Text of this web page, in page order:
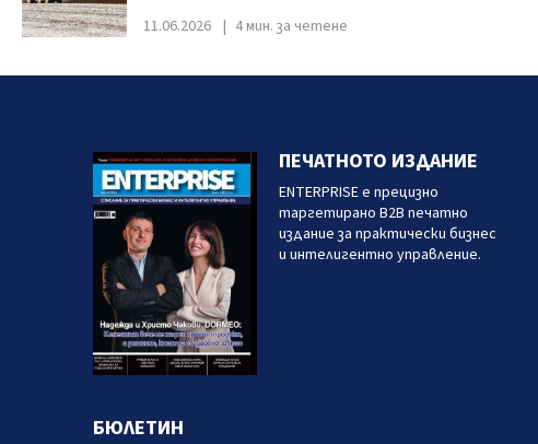
11.06.2026 4 мин. за четене
ПЕЧАТНОТО ИЗДАНИЕ
ENTERPRISE е прецизно
таргетирано B2B печатно
издание за практически бизнес
и интелигентно управление.
БЮЛЕТИН